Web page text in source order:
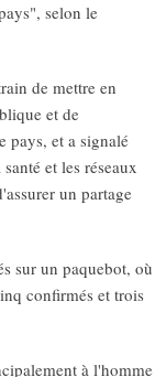
selon le
de mettre en
et de
pays, et a signalé
et les réseaux
un partage
sur un paquebot, où
confirmés et trois
à l'homme